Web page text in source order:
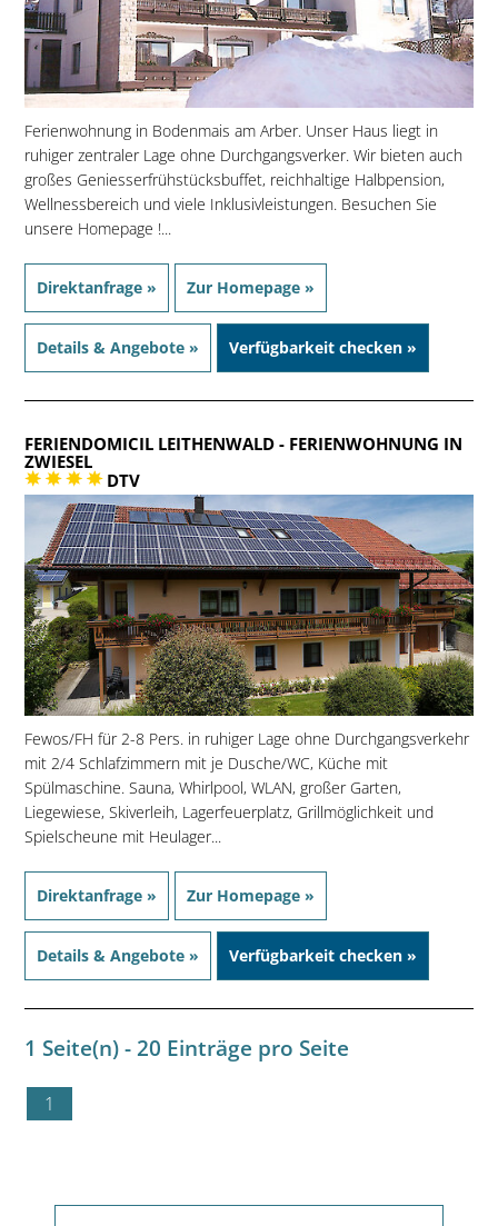
Ferienwohnung in Bodenmais am Arber. Unser Haus liegt in
ruhiger zentraler Lage ohne Durchgangsverker. Wir bieten auch
großes Geniesserfrühstücksbuffet, reichhaltige Halbpension,
Wellnessbereich und viele Inklusivleistungen. Besuchen Sie
unsere Homepage !...
Direktanfrage » Zur Homepage »
Details & Angebote » Verfügbarkeit checken »
FERIENDOMICIL LEITHENWALD- FERIENWOHNUNG IN
ZWIESEL
DTV
Fewos/FH für 2-8 Pers. in ruhiger Lage ohne Durchgangsverkehr
mit 2/4 Schlafzimmern mit je Dusche/WC, Küche mit
Spülmaschine. Sauna, Whirlpool, WLAN, großer Garten,
Liegewiese, Skiverleih, Lagerfeuerplatz, Grillmöglichkeit und
Spielscheune mit Heulager...
Direktanfrage » Zur Homepage »
Details & Angebote » Verfügbarkeit checken »
1 Seite(n) - 20 Einträge pro Seite
1